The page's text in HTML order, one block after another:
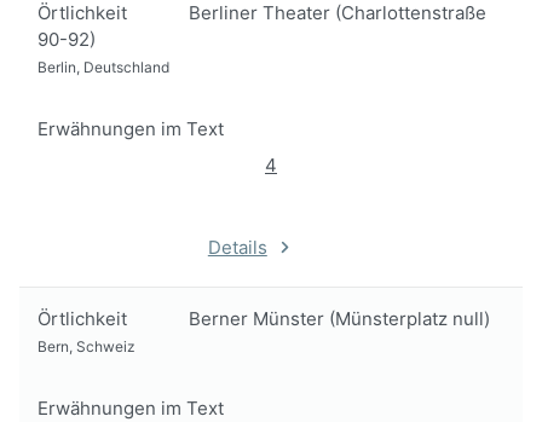
Örtlichkeit
Berliner Theater (Charlottenstraße
90-92)
Berlin, Deutschland
Erwähnungen im Text
4
Details
Örtlichkeit Berner Münster (Münsterplatz null)
Bern, Schweiz
Erwähnungen im Text